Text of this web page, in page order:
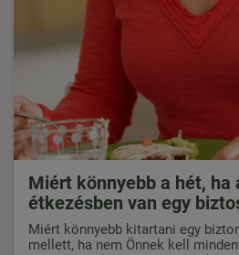
Miért könnyebb a hét, ha
étkezésben van egy
Miért könnyebb kitartani egy
mellett, ha nem Önnek kell